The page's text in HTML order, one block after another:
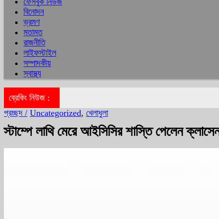
বিনোদন
ভ্রমণ
মতামত
রাজনীতি
লাইফস্টাইল
সম্পাদকীয়
স্বাস্থ্য
ব্রেকিং নিউজ :
প্রচ্ছদ / Uncategorized, খেলাধুলা
স্টাম্পে লাথি মেরে আইসিসির শাস্তি পেলেন